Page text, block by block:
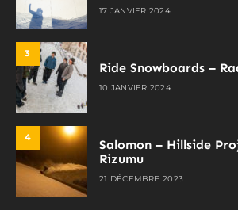
17 JANVIER 2024
3
Ride Snowboards –
10 JANVIER 2024
4
Salomon – Hillside
Rizumu
21 DÉCEMBRE 2023